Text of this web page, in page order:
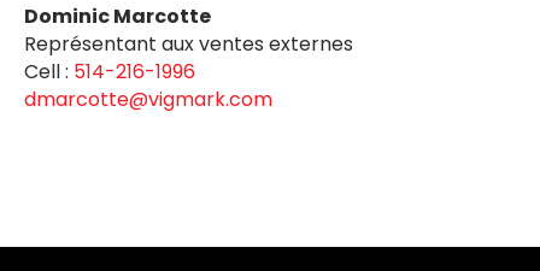
Dominic Marcotte
Représentant aux ventes externes
Cell : 514-216-1996
dmarcotte@vigmark.com